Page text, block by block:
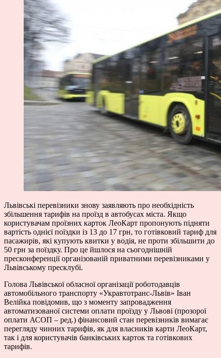
Львівські перевізники знову заявляють про необхідність
збільшення тарифів на проїзд в автобусах міста. Якщо
користувачам проїзних карток ЛеоКарт пропонують підняти
вартість однієї поїздки із 13 до 17 грн, то готівковий тариф для
пасажирів, які купують квитки у водія, не проти збільшити до
50 грн за поїздку. Про це йшлося на сьогоднішній
пресконференції організованій приватними перевізниками у
Львівському пресклубі.
Голова Львівської обласної організації роботодавців
автомобільного транспорту «Укравтотранс-Львів» Іван
Велійка повідомив, що з моменту запровадження
автоматизованої системи оплати проїзду у Львові (прозорої
оплати АСОП – ред.) фінансовий стан перевізників вимагає
перегляду чинних тарифів, як для власників карти ЛеоКарт,
так і для користувачів банківських карток та готівкових
тарифів.